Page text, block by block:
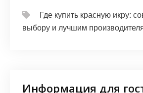
Где купить красную икру:
выбору и лучшим
Информация для